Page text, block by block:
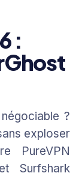
:
?
exploser
PureVPN
Surfshark